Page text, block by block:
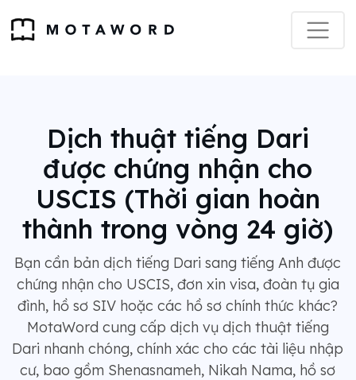
Dịch thuật tiếng Dari
được chứng nhận cho
USCIS (Thời gian hoàn
thành trong vòng 24 giờ)
Bạn cần bản dịch tiếng Dari sang tiếng Anh được
chứng nhận cho USCIS, đơn xin visa, đoàn tụ gia
đình, hồ sơ SIV hoặc các hồ sơ chính thức khác?
MotaWord cung cấp dịch vụ dịch thuật tiếng
Dari nhanh chóng, chính xác cho các tài liệu nhập
cư, bao gồm Shenasnameh, Nikah Nama, hồ sơ